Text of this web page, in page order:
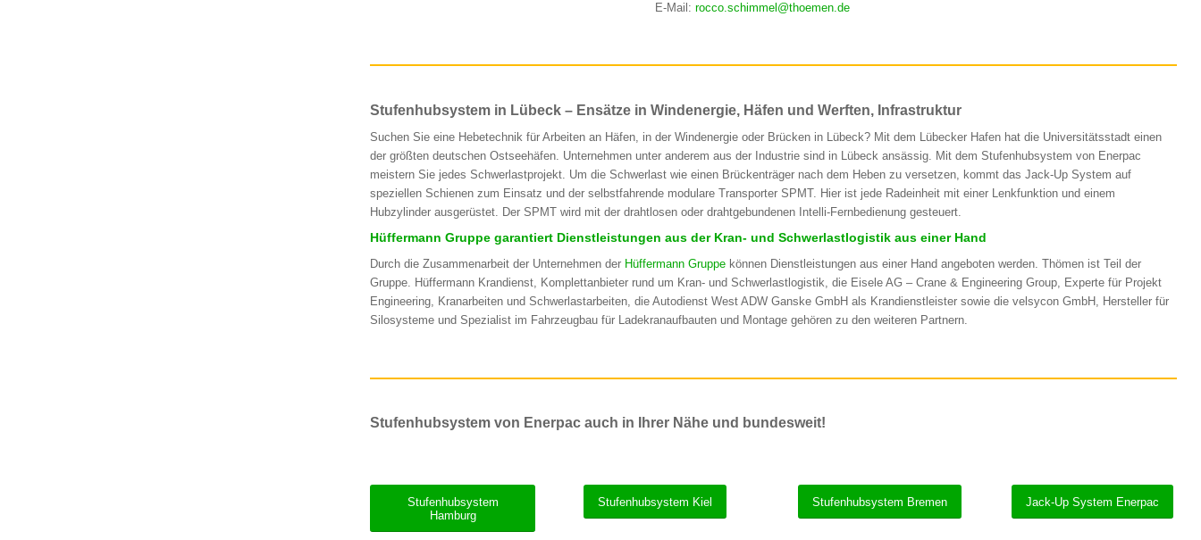
E-Mail:rocco.schimmel@thoemen.de
Stufenhubsystem in Lübeck – Ensätze in Windenergie, Häfen und Werften, Infrastruktur
Suchen Sie eine Hebetechnik für Arbeiten an Häfen, in der Windenergie oder Brücken in Lübeck? Mit dem Lübecker Hafen hat die Universitätsstadt einen
der größten deutschen Ostseehäfen. Unternehmen unter anderem aus der Industrie sind in Lübeck ansässig. Mit dem Stufenhubsystem von Enerpac
meistern Sie jedes Schwerlastprojekt. Um die Schwerlast wie einen Brückenträger nach dem Heben zu versetzen, kommt das Jack-Up System auf
speziellen Schienen zum Einsatz und der selbstfahrende modulare Transporter SPMT. Hier ist jede Radeinheit mit einer Lenkfunktion und einem
Hubzylinder ausgerüstet. Der SPMT wird mit der drahtlosen oder drahtgebundenen Intelli-Fernbedienung gesteuert.
Hüffermann Gruppe garantiert Dienstleistungen aus der Kran- und Schwerlastlogistik aus einer Hand
Durch die Zusammenarbeit der Unternehmen der Hüffermann Gruppe können Dienstleistungen aus einer Hand angeboten werden. Thömen ist Teil der
Gruppe. Hüffermann Krandienst, Komplettanbieter rund um Kran- und Schwerlastlogistik, die Eisele AG – Crane & Engineering Group, Experte für Projekt
Engineering, Kranarbeiten und Schwerlastarbeiten, die Autodienst West ADW Ganske GmbH als Krandienstleister sowie die velsycon GmbH, Hersteller für
Silosysteme und Spezialist im Fahrzeugbau für Ladekranaufbauten und Montage gehören zu den weiteren Partnern.
Stufenhubsystem von Enerpac auch in Ihrer Nähe und bundesweit!
Stufenhubsystem
Hamburg
Stufenhubsystem Kiel Stufenhubsystem Bremen Jack-Up System Enerpac